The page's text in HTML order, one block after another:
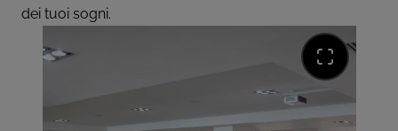
dei tuoi sogni.